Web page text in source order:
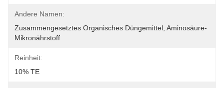
Andere Namen:
Zusammengesetztes Organisches Düngemittel, Aminosäure-
Mikronährstoff
Reinheit:
10% TE